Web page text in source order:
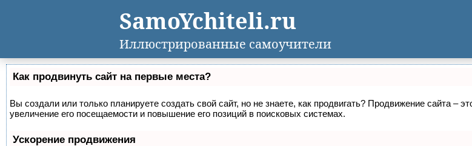
Как продвинуть сайт на первые места?
Вы создали или только планируете создать свой сайт, но не знаете, как продвигать? Продвижение сайта –
увеличение его посещаемости и повышение его позиций в поисковых системах.
Ускорение продвижения
SamoYchiteli.ru
Иллюстрированные самоучители